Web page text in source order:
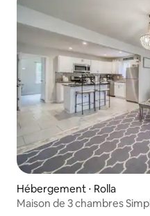
Hébergement ⋅ Rolla
Maison de 3 chambres